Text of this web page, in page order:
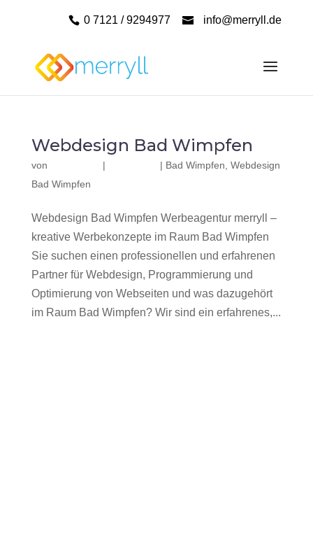
0 7121 / 9294977 info@merryll.de
Webdesign Bad Wimpfen
von | | Bad Wimpfen Webdesign
Bad Wimpfen
Webdesign Bad Wimpfen Werbeagentur merryll –
kreative Werbekonzepte im Raum Bad Wimpfen
Sie suchen einen professionellen und erfahrenen
Partner für Webdesign, Programmierung und
Optimierung von Webseiten und was dazugehört
im Raum Bad Wimpfen? Wir sind ein erfahrenes,...